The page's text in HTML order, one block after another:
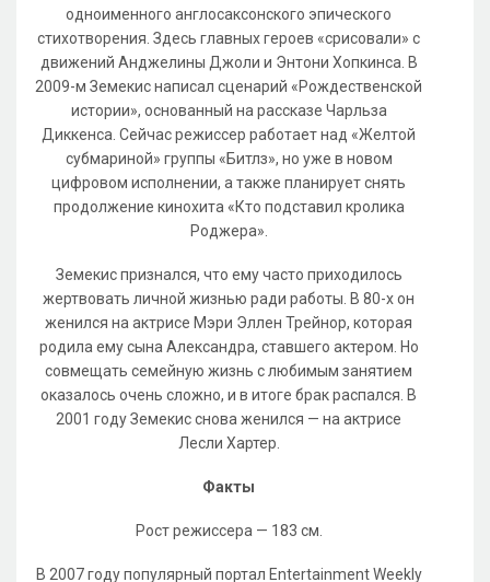
одноименного англосаксонского эпического
стихотворения. Здесь главных героев «срисовали» с
движений Анджелины Джоли и Энтони Хопкинса. В
2009-м Земекис написал сценарий «Рождественской
истории», основанный на рассказе Чарльза
Диккенса. Сейчас режиссер работает над «Желтой
субмариной» группы «Битлз», но уже в новом
цифровом исполнении, а также планирует снять
продолжение кинохита «Кто подставил кролика
Роджера».
Земекис признался, что ему часто приходилось
жертвовать личной жизнью ради работы. В 80-х он
женился на актрисе Мэри Эллен Трейнор, которая
родила ему сына Александра, ставшего актером. Но
совмещать семейную жизнь с любимым занятием
оказалось очень сложно, и в итоге брак распался. В
2001 году Земекис снова женился — на актрисе
Лесли Хартер.
Факты
Рост режиссера — 183 см.
В 2007 году популярный портал Entertainment Weekly